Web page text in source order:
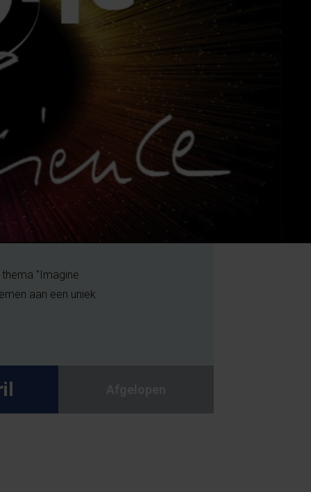
"Imagine
aan een uniek